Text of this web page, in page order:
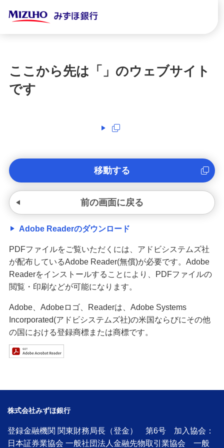
ここから先は「 」のウェブサイト
です
移動する
前の画面に戻る
Adobe Readerのダウンロード
PDFファイルをご覧いただくには、アドビシステムズ社
が配布しているAdobe Reader(無償)が必要です。Adobe
Readerをインストールすることにより、PDFファイルの
閲覧・印刷などが可能になります。
Adobe、Adobeロゴ、Readerは、Adobe Systems
Incorporated(アドビシステムズ社)の米国ならびにその他
の国における登録商標または商標です。
株式会社みずほ銀行
登録金融機関 関東財務局長（登金） 第6号 加入協会：
日本証券業協会 一般社団法人金融先物取引業協会 一般